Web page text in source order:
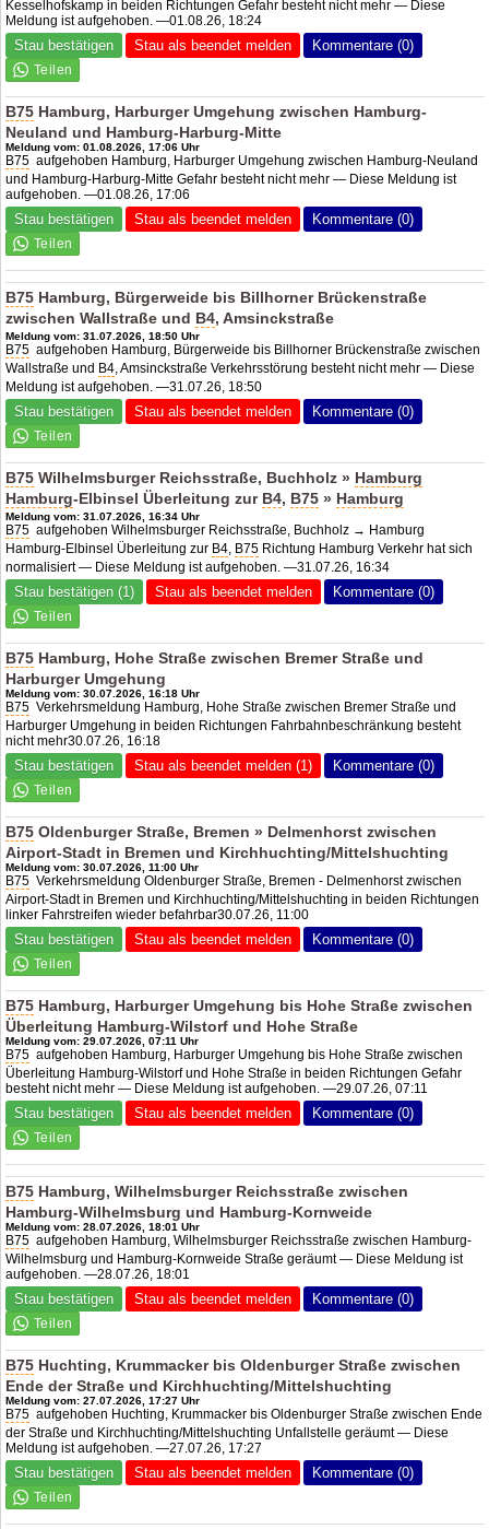
Kesselhofskamp in beiden Richtungen Gefahr besteht nicht mehr — Diese
Meldung ist aufgehoben. —01.08.26, 18:24
Stau bestätigen Stau als beendet melden Kommentare (0)
B75 Hamburg, Harburger Umgehung zwischen Hamburg-
Neuland und Hamburg-Harburg-Mitte
Meldung vom: 01.08.2026, 17:06 Uhr
B75 aufgehoben Hamburg, Harburger Umgehung zwischen Hamburg-Neuland
und Hamburg-Harburg-Mitte Gefahr besteht nicht mehr — Diese Meldung ist
aufgehoben. —01.08.26, 17:06
Stau bestätigen Stau als beendet melden Kommentare (0)
B75 Hamburg, Bürgerweide bis Billhorner Brückenstraße
zwischen Wallstraße und B4, Amsinckstraße
Meldung vom: 31.07.2026, 18:50 Uhr
B75 aufgehoben Hamburg, Bürgerweide bis Billhorner Brückenstraße zwischen
Wallstraße und B4, Amsinckstraße Verkehrsstörung besteht nicht mehr — Diese
Meldung ist aufgehoben. —31.07.26, 18:50
Stau bestätigen Stau als beendet melden Kommentare (0)
B75 Wilhelmsburger Reichsstraße, Buchholz » Hamburg
Hamburg-Elbinsel Überleitung zur B4, B75 » Hamburg
Meldung vom: 31.07.2026, 16:34 Uhr
B75 aufgehoben Wilhelmsburger Reichsstraße, Buchholz → Hamburg
Hamburg-Elbinsel Überleitung zur B4, B75 Richtung Hamburg Verkehr hat sich
normalisiert — Diese Meldung ist aufgehoben. —31.07.26, 16:34
Stau bestätigen (1) Stau als beendet melden Kommentare (0)
B75 Hamburg, Hohe Straße zwischen Bremer Straße und
Harburger Umgehung
Meldung vom: 30.07.2026, 16:18 Uhr
B75 Verkehrsmeldung Hamburg, Hohe Straße zwischen Bremer Straße und
Harburger Umgehung in beiden Richtungen Fahrbahnbeschränkung besteht
nicht mehr30.07.26, 16:18
Stau bestätigen Stau als beendet melden (1) Kommentare (0)
B75 Oldenburger Straße, Bremen » Delmenhorst zwischen
Airport-Stadt in Bremen und Kirchhuchting/Mittelshuchting
Meldung vom: 30.07.2026, 11:00 Uhr
B75 Verkehrsmeldung Oldenburger Straße, Bremen - Delmenhorst zwischen
Airport-Stadt in Bremen und Kirchhuchting/Mittelshuchting in beiden Richtungen
linker Fahrstreifen wieder befahrbar30.07.26, 11:00
Stau bestätigen Stau als beendet melden Kommentare (0)
B75 Hamburg, Harburger Umgehung bis Hohe Straße zwischen
Überleitung Hamburg-Wilstorf und Hohe Straße
Meldung vom: 29.07.2026, 07:11 Uhr
B75 aufgehoben Hamburg, Harburger Umgehung bis Hohe Straße zwischen
Überleitung Hamburg-Wilstorf und Hohe Straße in beiden Richtungen Gefahr
besteht nicht mehr — Diese Meldung ist aufgehoben. —29.07.26, 07:11
Stau bestätigen Stau als beendet melden Kommentare (0)
B75 Hamburg, Wilhelmsburger Reichsstraße zwischen
Hamburg-Wilhelmsburg und Hamburg-Kornweide
Meldung vom: 28.07.2026, 18:01 Uhr
B75 aufgehoben Hamburg, Wilhelmsburger Reichsstraße zwischen Hamburg-
Wilhelmsburg und Hamburg-Kornweide Straße geräumt — Diese Meldung ist
aufgehoben. —28.07.26, 18:01
Stau bestätigen Stau als beendet melden Kommentare (0)
B75 Huchting, Krummacker bis Oldenburger Straße zwischen
Ende der Straße und Kirchhuchting/Mittelshuchting
Meldung vom: 27.07.2026, 17:27 Uhr
B75 aufgehoben Huchting, Krummacker bis Oldenburger Straße zwischen Ende
der Straße und Kirchhuchting/Mittelshuchting Unfallstelle geräumt — Diese
Meldung ist aufgehoben. —27.07.26, 17:27
Stau bestätigen Stau als beendet melden Kommentare (0)